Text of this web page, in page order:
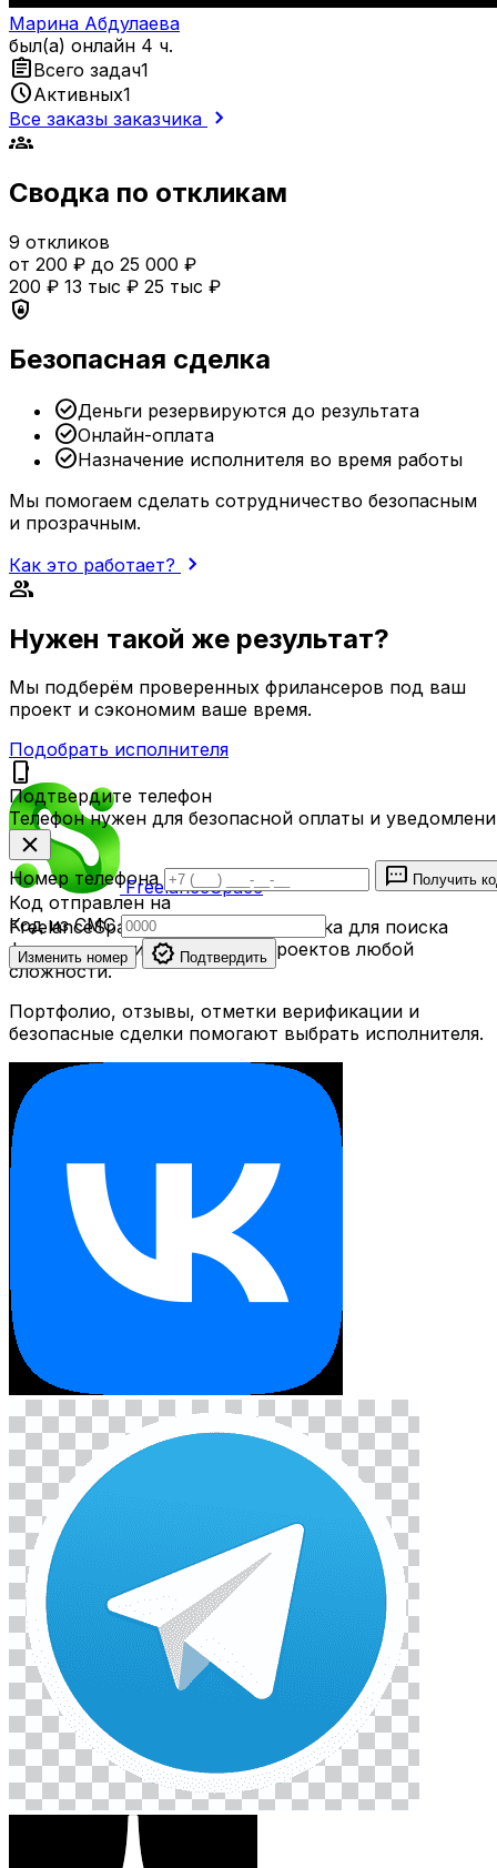
Марина Абдулаева
был(а) онлайн 4 ч.
assignmentВсего задач1
scheduleАктивных1
Все заказы заказчика chevron_right
groups
Сводка по откликам
9 откликов
от 200 ₽ до 25 000 ₽
200 ₽ 13 тыс ₽ 25 тыс ₽
shield_lock
Безопасная сделка
check_circleДеньги резервируются до результата
check_circleОнлайн-оплата
check_circleНазначение исполнителя во время работы
Мы помогаем сделать сотрудничество безопасным
и прозрачным.
Как это работает?
chevron_right
group
Нужен такой же результат?
Мы подберём проверенных фрилансеров под ваш
проект и сэкономим ваше время.
Подобрать исполнителя
phone_iphone
Подтвердите телефон
Телефон нужен для безопасной оплаты и
close
Номер телефона sms Получить
Код отправлен на
Код из СМС
Изменить номер verified Подтвердить
FreelanceSpace
FreelanceSpace — удобная площадка для поиска
фрилансеров и размещения проектов любой
сложности.
Портфолио, отзывы, отметки верификации и
безопасные сделки помогают выбрать исполнителя.